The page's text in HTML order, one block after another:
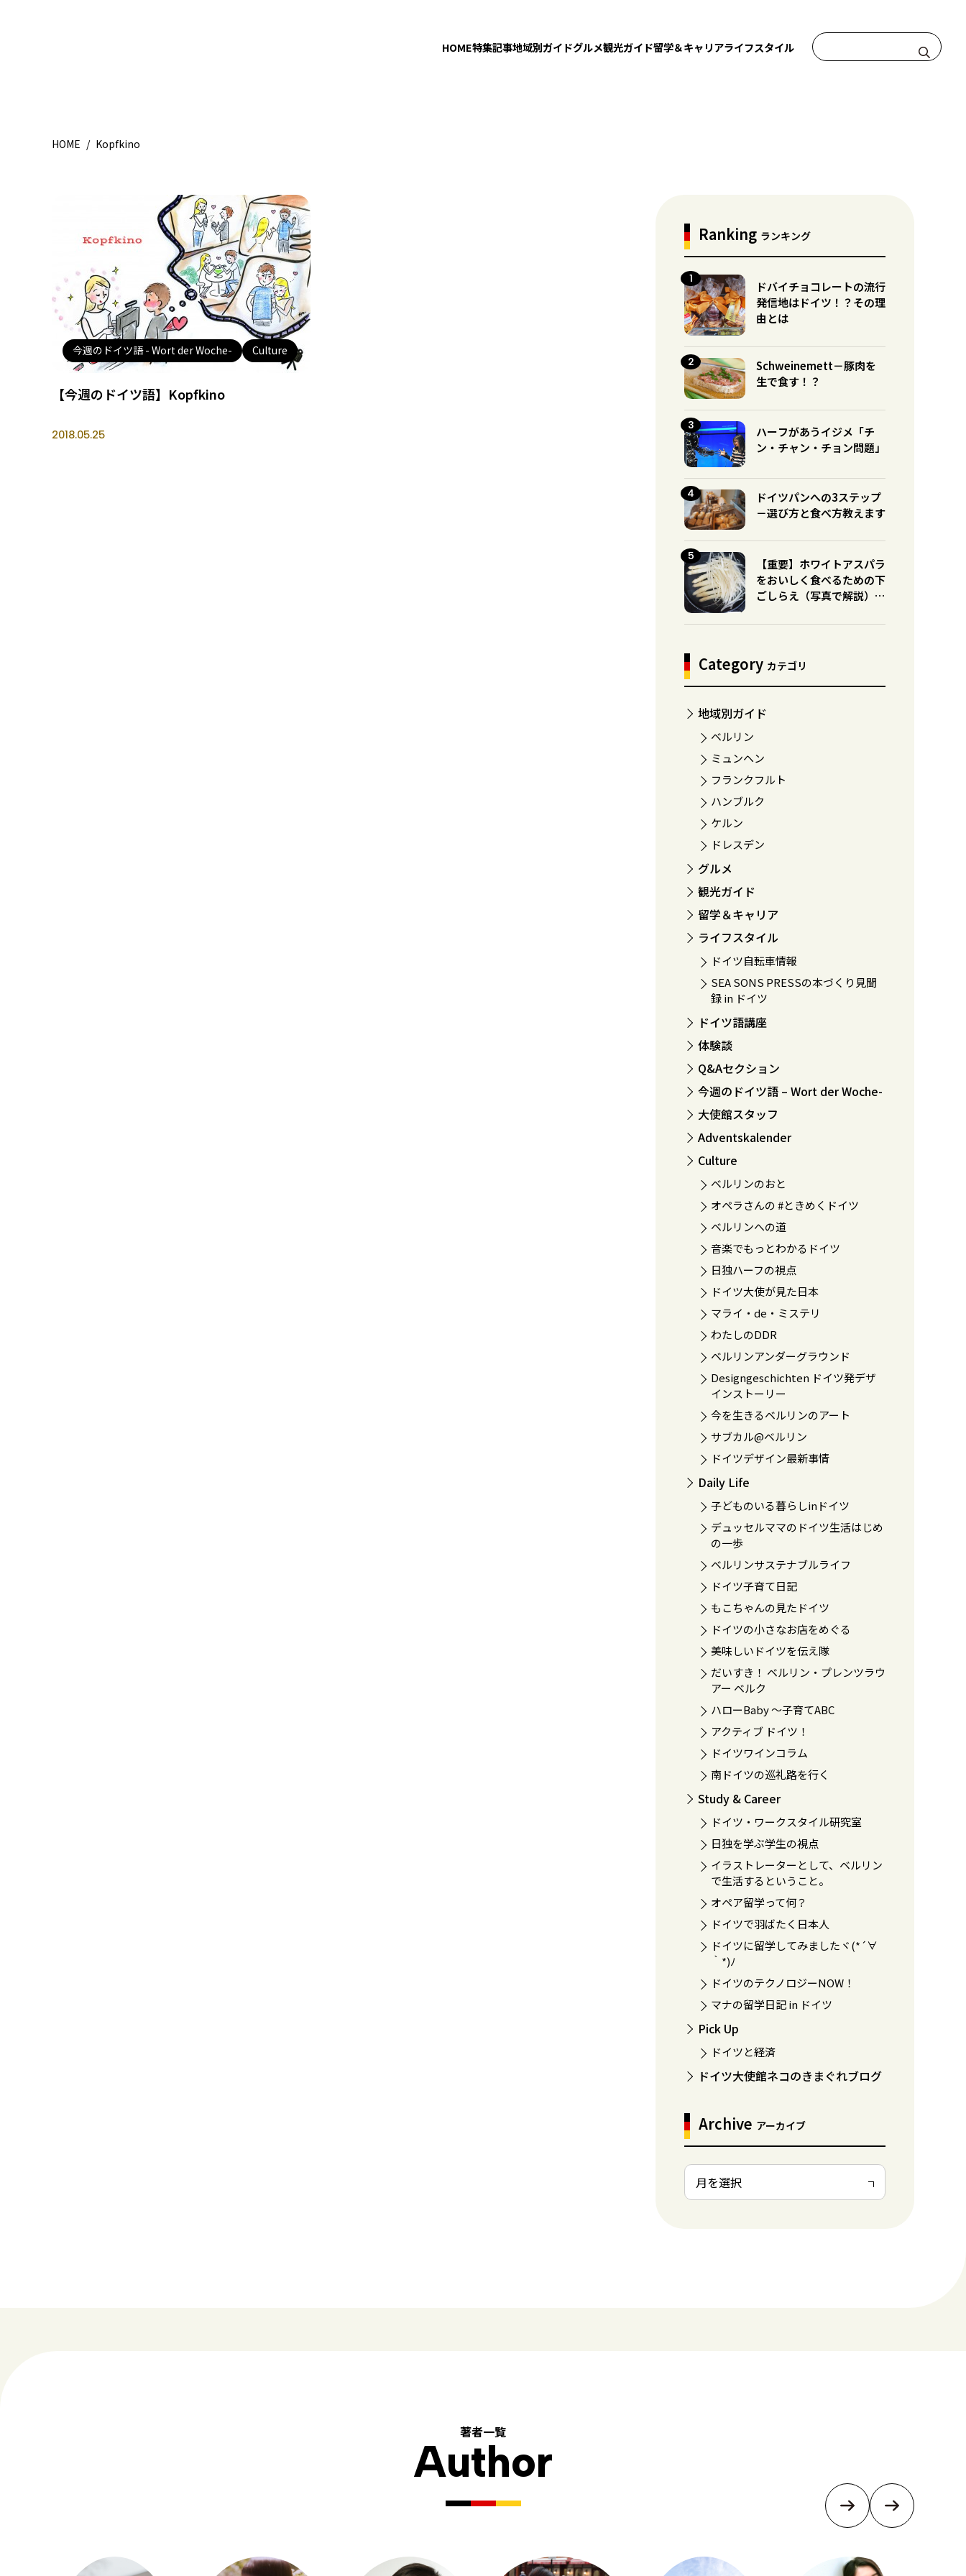
HOME特集記事地域別ガイドグルメ観光ガイド留学＆キャリアライフスタイル
HOME / Kopfkino
今週のドイツ語 - Wort der Woche- Culture
【今週のドイツ語】Kopfkino
2018.05.25
Ranking ランキング
ドバイチョコレートの流行
発信地はドイツ！？その理
由とは
Schweinemett－豚肉を
生で食す！？
ハーフがあうイジメ「チ
ン・チャン・チョン問題」
ドイツパンへの3ステップ
－選び方と食べ方教えます
【重要】ホワイトアスパラ
をおいしく食べるための下
ごしらえ（写真で解説）※
Category カテゴリ
地域別ガイド
ベルリン
ミュンヘン
フランクフルト
ハンブルク
ケルン
ドレスデン
グルメ
観光ガイド
留学＆キャリア
ライフスタイル
ドイツ自転車情報
SEA SONS PRESSの本づくり見聞
録 in ドイツ
ドイツ語講座
体験談
Q&Aセクション
今週のドイツ語 – Wort der Woche-
大使館スタッフ
Adventskalender
Culture
ベルリンのおと
オペラさんの #ときめくドイツ
ベルリンへの道
音楽でもっとわかるドイツ
日独ハーフの視点
ドイツ大使が見た日本
マライ・de・ミステリ
わたしのDDR
ベルリンアンダーグラウンド
Designgeschichten ドイツ発デザ
インストーリー
今を生きるベルリンのアート
サブカル@ベルリン
ドイツデザイン最新事情
Daily Life
子どものいる暮らしinドイツ
デュッセルママのドイツ生活はじめ
の一歩
ベルリンサステナブルライフ
ドイツ子育て日記
もこちゃんの見たドイツ
ドイツの小さなお店をめぐる
美味しいドイツを伝え隊
だいすき！ ベルリン・プレンツラウ
アー ベルク
ハローBaby 〜子育てABC
アクティブ ドイツ！
ドイツワインコラム
南ドイツの巡礼路を行く
Study & Career
ドイツ・ワークスタイル研究室
日独を学ぶ学生の視点
イラストレーターとして、ベルリン
で生活するということ。
オペア留学って何？
ドイツで羽ばたく日本人
ドイツに留学してみましたヾ(*´∀
｀*)ﾉ
ドイツのテクノロジーNOW！
マナの留学日記 in ドイツ
Pick Up
ドイツと経済
ドイツ大使館ネコのきまぐれブログ
Archive アーカイブ
著者一覧
Author